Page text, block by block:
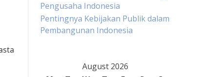
Pengusaha Indonesia
Pentingnya Kebijakan Publik dalam
Pembangunan Indonesia
August 2026